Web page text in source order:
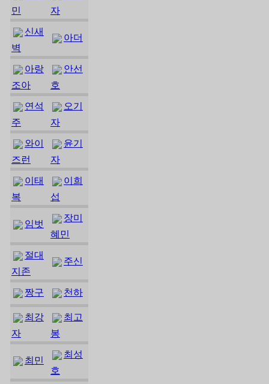
민
자
신새
벽
아더
아랑
조아
안선
호
연석
주
오기
자
와이
즈런
윤기
자
이태
복
이희
섭
임벗
장미
혜민
절대
지존
주신
짱구 천하
최강
자
최고
봉
최민
최성
호